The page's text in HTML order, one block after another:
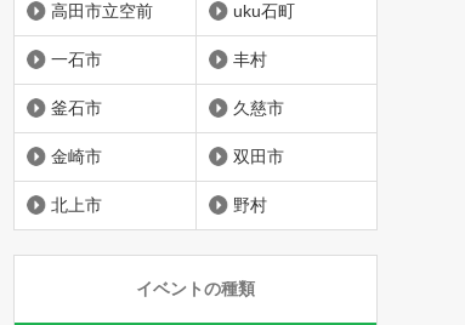
高田市立空前 uku石町
一石市 丰村
釜石市 久慈市
金崎市 双田市
北上市 野村
イベントの種類